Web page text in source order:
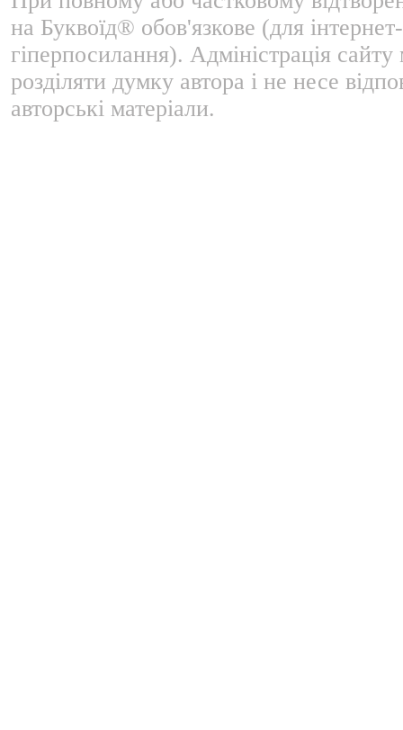
на Буквоїд® обов'язкове (для
гіперпосилання). Адміністрація
розділяти думку автора і не несе
авторські матеріали.